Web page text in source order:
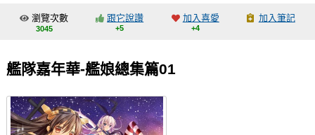
交流中心
會員功能選單
會員中心
註冊會員
瀏覽次數
3045
跟它說讚
+5
加入喜愛
+4
加入筆記
艦隊嘉年華-艦娘總集篇01